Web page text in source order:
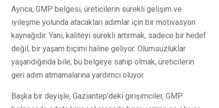
Ayrıca, GMP belgesi, üreticilerin sürekli gelişim ve
iyileşme yolunda atacakları adımlar için bir motivasyon
kaynağıdır. Yani, kaliteyi sürekli artırmak, sadece bir hedef
değil, bir yaşam biçimi haline geliyor. Olumsuzluklar
yaşandığında bile, bu belgeye sahip olmak, üreticilerin
geri adım atmamalarına yardımcı oluyor.
Başka bir deyişle, Gaziantep’deki girişimciler, GMP